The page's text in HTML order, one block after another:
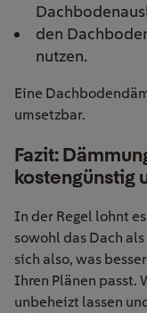
den
nutzen.
Eine
umsetzbar.
Fazit:
kostengünstig
In der Regel lohnt
sowohl das Dach
sich also, was
Ihren Plänen passt.
unbeheizt lassen